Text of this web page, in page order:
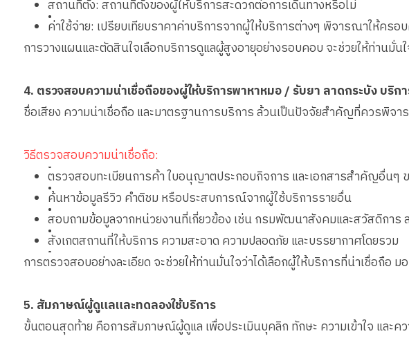
สถานที่ตั้ง: สถานที่ตั้งของผู้ให้บริการสะดวกต่อการเดินทางหรือไม่
•
ค่าใช้จ่าย: เปรียบเทียบราคาค่าบริการจากผู้ให้บริการต่างๆ พิจารณาให้คร
การวางแผนและตัดสินใจเลือกบริการดูแลผู้สูงอายุอย่างรอบคอบ จะช่วยให้ท่าน
4. ตรวจสอบความน่าเชื่อถือของผู้ให้บริการพาหาหมอ / รับยา ลาดกระบัง บริก
ชื่อเสียง ความน่าเชื่อถือ และมาตรฐานการบริการ ล้วนเป็นปัจจัยสำคัญที่ควรพิจ
วิธีตรวจสอบความน่าเชื่อถือ:
•
ตรวจสอบทะเบียนการค้า ใบอนุญาตประกอบกิจการ และเอกสารสำคัญอื่นๆ
•
ค้นหาข้อมูลรีวิว คำติชม หรือประสบการณ์จากผู้ใช้บริการรายอื่น
•
สอบถามข้อมูลจากหน่วยงานที่เกี่ยวข้อง เช่น กรมพัฒนาสังคมและสวัสดิการ
•
สังเกตสถานที่ให้บริการ ความสะอาด ความปลอดภัย และบรรยากาศโดยรวม
•
การตรวจสอบอย่างละเอียด จะช่วยให้ท่านมั่นใจว่าได้เลือกผู้ให้บริการที่น่าเชื่อถื
5. สัมภาษณ์ผู้ดูแลและทดลองใช้บริการ
ขั้นตอนสุดท้าย คือการสัมภาษณ์ผู้ดูแล เพื่อประเมินบุคลิก ทักษะ ความเข้าใจ และค